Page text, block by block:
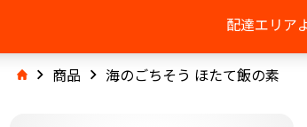
配達エリア
商品 海のごちそう ほたて飯の素